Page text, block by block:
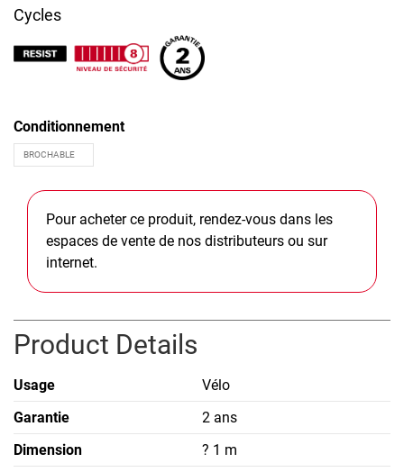
Cycles
Conditionnement
Pour acheter ce produit, rendez-vous dans les
espaces de vente de nos distributeurs ou sur
internet.
Product Details
Usage
Vélo
Garantie
2 ans
Dimension
? 1 m